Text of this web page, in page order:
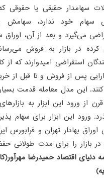
سهامدار حقیقی یا حقوقی
سهام خود ندارد، سهامش
می‌گیرد و بعد از آن، اوراق
در بازار به فروش
استقراضی امیدوارند که
پس از فروش و تا قبل از
این مدل معامله قدمت
و ۳ قرن از ورود این ابزار به
ورود این ابزار برای سهام
بهادار تهران و فرابورس
در بازار را برای مدت طولانی
دنیای اقتصاد حمیدرضا مهرآور